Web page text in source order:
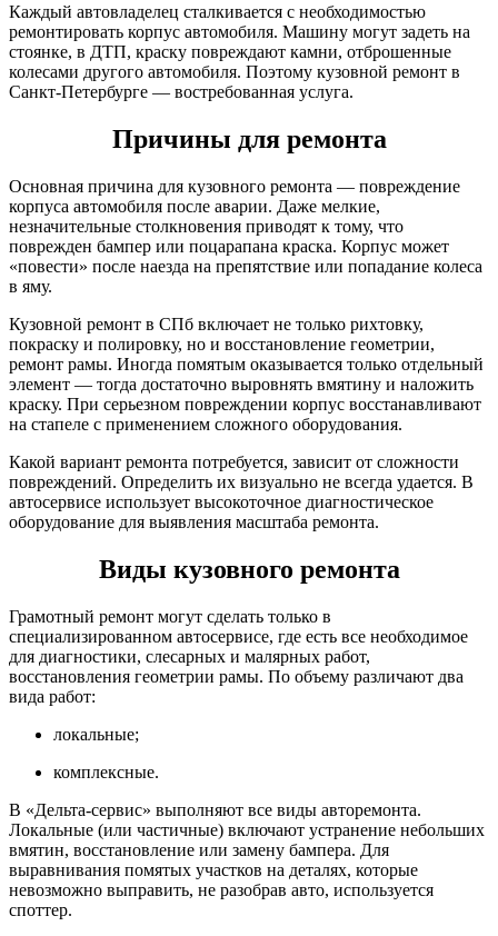
Каждый автовладелец сталкивается с необходимостью
ремонтировать корпус автомобиля. Машину могут задеть на
стоянке, в ДТП, краску повреждают камни, отброшенные
колесами другого автомобиля. Поэтому кузовной ремонт в
Санкт-Петербурге — востребованная услуга.
Причины для ремонта
Основная причина для кузовного ремонта — повреждение
корпуса автомобиля после аварии. Даже мелкие,
незначительные столкновения приводят к тому, что
поврежден бампер или поцарапана краска. Корпус может
«повести» после наезда на препятствие или попадание колеса
в яму.
Кузовной ремонт в СПб включает не только рихтовку,
покраску и полировку, но и восстановление геометрии,
ремонт рамы. Иногда помятым оказывается только отдельный
элемент — тогда достаточно выровнять вмятину и наложить
краску. При серьезном повреждении корпус восстанавливают
на стапеле с применением сложного оборудования.
Какой вариант ремонта потребуется, зависит от сложности
повреждений. Определить их визуально не всегда удается. В
автосервисе использует высокоточное диагностическое
оборудование для выявления масштаба ремонта.
Виды кузовного ремонта
Грамотный ремонт могут сделать только в
специализированном автосервисе, где есть все необходимое
для диагностики, слесарных и малярных работ,
восстановления геометрии рамы. По объему различают два
вида работ:
локальные;
комплексные.
В «Дельта-сервис» выполняют все виды авторемонта.
Локальные (или частичные) включают устранение небольших
вмятин, восстановление или замену бампера. Для
выравнивания помятых участков на деталях, которые
невозможно выправить, не разобрав авто, используется
споттер.